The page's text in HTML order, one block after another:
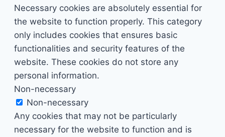
Necessary cookies are absolutely essential for
the website to function properly. This category
only includes cookies that ensures basic
functionalities and security features of the
website. These cookies do not store any
personal information.
Non-necessary
Non-necessary
Any cookies that may not be particularly
necessary for the website to function and is